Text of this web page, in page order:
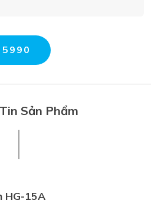
Sản Phẩm
HG-15A